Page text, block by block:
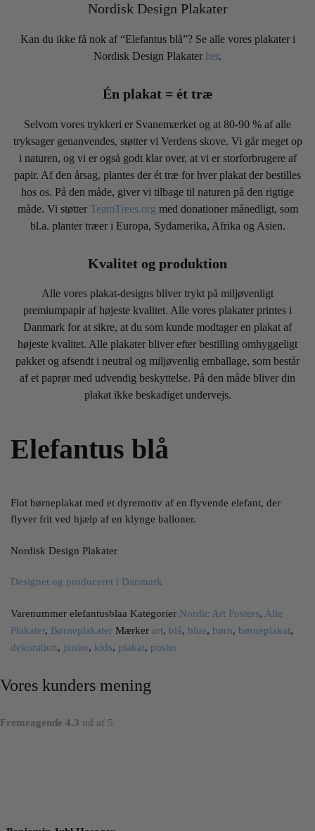
Nordisk Design Plakater
Kan du ikke få nok af “Elefantus blå”? Se alle vores plakater i
Nordisk Design Plakater her.
Én plakat = ét træ
Selvom vores trykkeri er Svanemærket og at 80-90 % af alle
tryksager genanvendes, støtter vi Verdens skove. Vi går meget op
i naturen, og vi er også godt klar over, at vi er storforbrugere af
papir. Af den årsag, plantes der ét træ for hver plakat der bestilles
hos os. På den måde, giver vi tilbage til naturen på den rigtige
måde. Vi støtter TeamTrees.org med donationer månedligt, som
bl.a. planter træer i Europa, Sydamerika, Afrika og Asien.
Kvalitet og produktion
Alle vores plakat-designs bliver trykt på miljøvenligt
premiumpapir af højeste kvalitet. Alle vores plakater printes i
Danmark for at sikre, at du som kunde modtager en plakat af
højeste kvalitet. Alle plakater bliver efter bestilling omhyggeligt
pakket og afsendt i neutral og miljøvenlig emballage, som består
af et paprør med udvendig beskyttelse. På den måde bliver din
plakat ikke beskadiget undervejs.
Elefantus blå
Flot børneplakat med et dyremotiv af en flyvende elefant, der
flyver frit ved hjælp af en klynge balloner.
Nordisk Design Plakater
Designet og produceret i Danmark
Varenummer elefantusblaa Kategorier Nordic Art Posters, Alle
Plakater, Børneplakater Mærker art, blå, blue, børn, børneplakat,
dekoration, junior, kids, plakat, poster
Vores kunders mening
Fremragende 4.3 ud af 5